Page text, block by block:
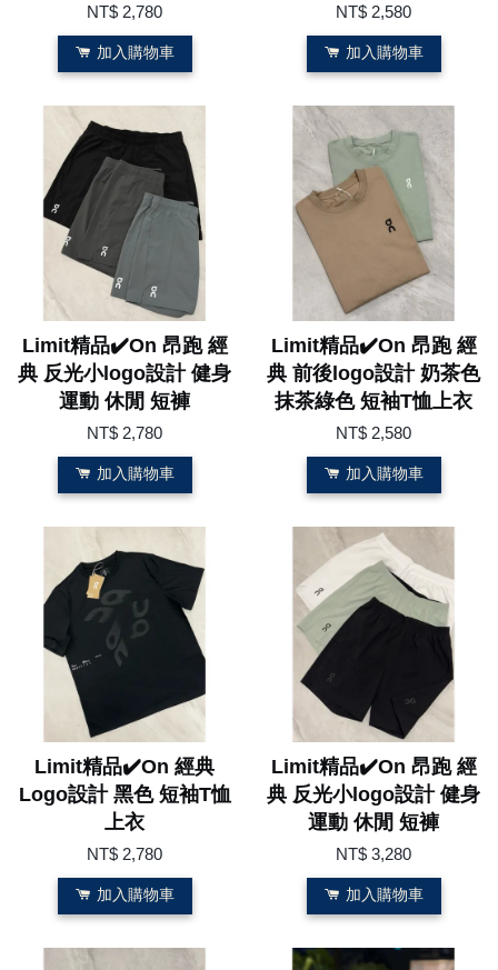
NT$ 2,780
加入購物車
NT$ 2,580
加入購物車
Limit精品✔️On 昂跑 經
典 反光小logo設計 健身
運動 休閒 短褲
NT$ 2,780
加入購物車
Limit精品✔️On 昂跑 經
典 前後logo設計 奶茶色
抹茶綠色 短袖T恤上衣
NT$ 2,580
加入購物車
Limit精品✔️On 經典
Logo設計 黑色 短袖T恤
上衣
NT$ 2,780
加入購物車
Limit精品✔️On 昂跑 經
典 反光小logo設計 健身
運動 休閒 短褲
NT$ 3,280
加入購物車